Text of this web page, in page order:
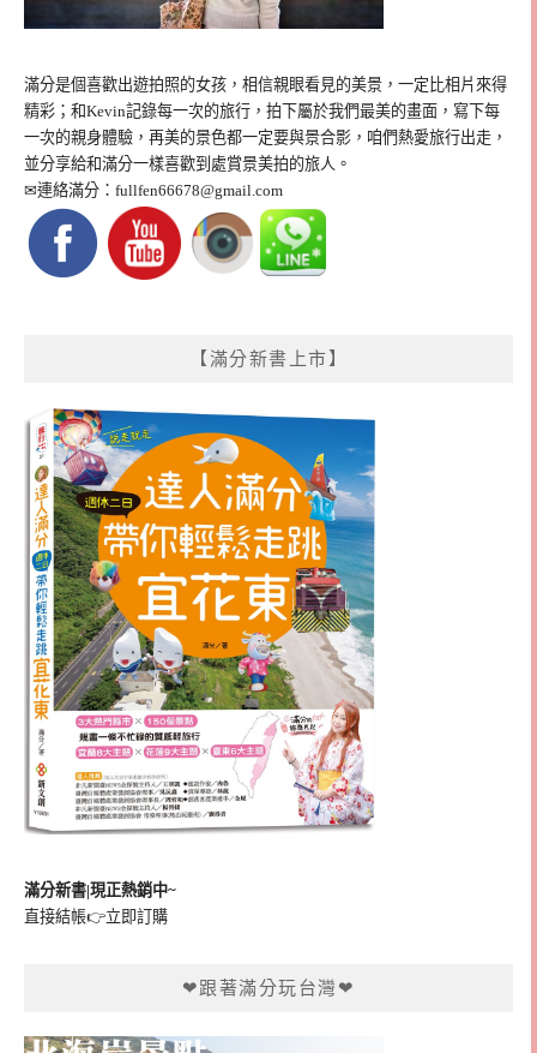
滿分是個喜歡出遊拍照的女孩，相信親眼看見的美景，一定比相片來得
精彩；和Kevin記錄每一次的旅行，拍下屬於我們最美的畫面，寫下每
一次的親身體驗，再美的景色都一定要與景合影，咱們熱愛旅行出走，
並分享給和滿分一樣喜歡到處賞景美拍的旅人。
✉連絡滿分： fullfen66678@gmail.com
【滿分新書上市】
滿分新書|現正熱銷中~
直接結帳👉立即訂購
❤跟著滿分玩台灣❤